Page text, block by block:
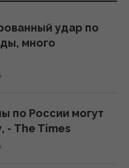
удар по
много
по России могут
- The Times